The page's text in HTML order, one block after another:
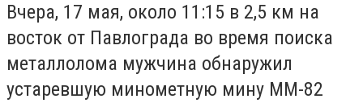
Вчера, 17 мая, около 11:15 в 2,5 км на
восток от Павлограда во время поиска
металлолома мужчина обнаружил
устаревшую минометную мину ММ-82